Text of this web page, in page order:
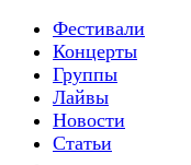
Фестивали
Концерты
Группы
Лайвы
Новости
Статьи